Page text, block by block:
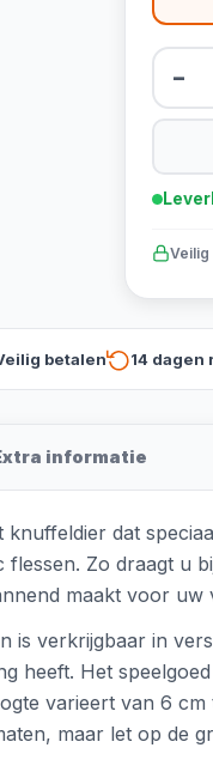
−
Veilig
betalen 14 dagen
informatie
dat
Zo draagt u
maakt voor uw
verkrijgbaar in
heeft. Het
varieert van 6
maar let op de